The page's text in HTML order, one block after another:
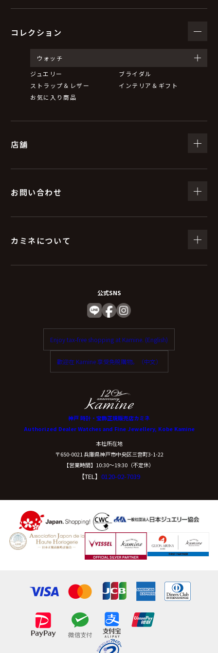
コレクション
ウォッチ
ジュエリー
ブライダル
ストラップ＆レザー
インテリア＆ギフト
お気に入り商品
店舗
お問い合わせ
カミネについて
公式SNS
Enjoy tax-free shopping at Kamine. (English)
歡迎在 Kamine 享受免稅購物。（中文）
神戸 時計・宝飾正規販売店カミネ
Authorized Dealer Watches and Fine Jewellery, Kobe Kamine
本社所在地
〒650-0021 兵庫県神戸市中央区三宮町3-1-22
【営業時間】10:30〜19:30（不定休）
【TEL】 0120-02-7039